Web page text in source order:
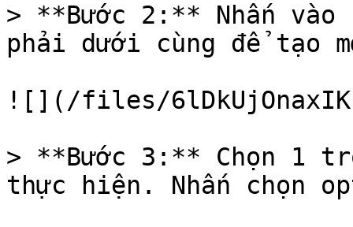
> **Bước 2:** Nhấn
phải dưới cùng để tạo
![](/files/
> **Bước 3:** Chọn 1
thực hiện. Nhấn chọn